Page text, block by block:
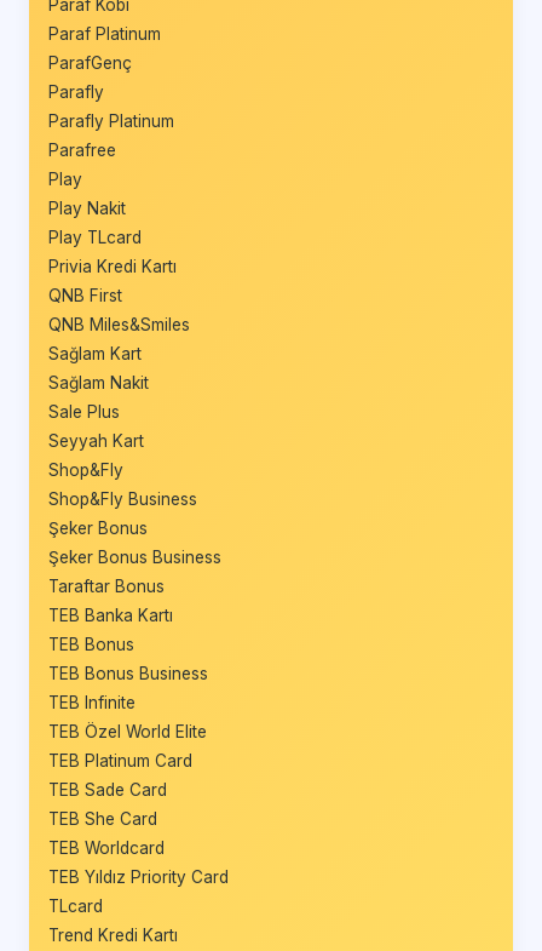
Paraf Kobi
Paraf Platinum
ParafGenç
Parafly
Parafly Platinum
Parafree
Play
Play Nakit
Play TLcard
Privia Kredi Kartı
QNB First
QNB Miles&Smiles
Sağlam Kart
Sağlam Nakit
Sale Plus
Seyyah Kart
Shop&Fly
Shop&Fly Business
Şeker Bonus
Şeker Bonus Business
Taraftar Bonus
TEB Banka Kartı
TEB Bonus
TEB Bonus Business
TEB Infinite
TEB Özel World Elite
TEB Platinum Card
TEB Sade Card
TEB She Card
TEB Worldcard
TEB Yıldız Priority Card
TLcard
Trend Kredi Kartı